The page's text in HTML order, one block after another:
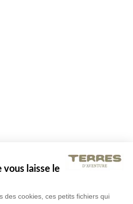
vous laisse le
des cookies, ces petits fichiers qui